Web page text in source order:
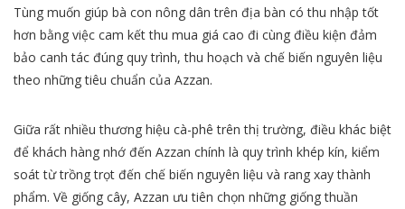
Tùng muốn giúp bà con nông dân trên địa bàn có thu nhập tốt
hơn bằng việc cam kết thu mua giá cao đi cùng điều kiện đảm
bảo canh tác đúng quy trình, thu hoạch và chế biến nguyên liệu
theo những tiêu chuẩn của Azzan.
Giữa rất nhiều thương hiệu cà-phê trên thị trường, điều khác biệt
để khách hàng nhớ đến Azzan chính là quy trình khép kín, kiểm
soát từ trồng trọt đến chế biến nguyên liệu và rang xay thành
phẩm. Về giống cây, Azzan ưu tiên chọn những giống thuần